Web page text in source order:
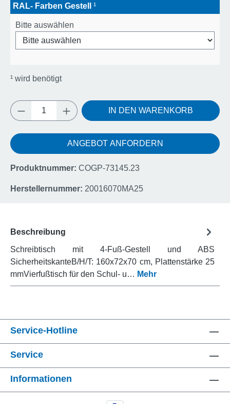
RAL- Farben Gestell ¹
Bitte auswählen
¹ wird benötigt
Produkt Anzahl: Gib den gewünschten
IN DEN WARENKORB
ANGEBOT ANFORDERN
Produktnummer: COGP-73145.23
Herstellernummer: 20016070MA25
Beschreibung
Schreibtisch mit 4-Fuß-Gestell und ABS
SicherheitskanteB/H/T: 160x72x70 cm, Plattenstärke 25
mmVierfußtisch für den Schul- u… Mehr
Service-Hotline
Service
Informationen